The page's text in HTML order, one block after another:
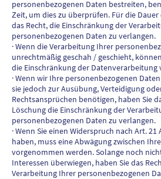
personenbezogenen Daten bestreiten,
Zeit, um dies zu überprüfen. Für die
das Recht, die Einschränkung der
personenbezogenen Daten zu verlangen.
· Wenn die Verarbeitung Ihrer
unrechtmäßig geschah / geschieht,
die Einschränkung der Datenverarbeitung
· Wenn wir Ihre personenbezogenen
sie jedoch zur Ausübung, Verteidigung
Rechtsansprüchen benötigen, haben Sie
Löschung die Einschränkung der
personenbezogenen Daten zu verlangen.
· Wenn Sie einen Widerspruch nach Art. 21
haben, muss eine Abwägung zwischen
vorgenommen werden. Solange noch
Interessen überwiegen, haben Sie das
Verarbeitung Ihrer personenbezogenen